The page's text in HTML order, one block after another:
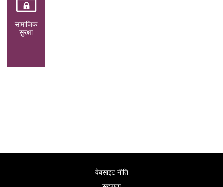
सामाजिक
सुरक्षा
वेबसाइट नीति